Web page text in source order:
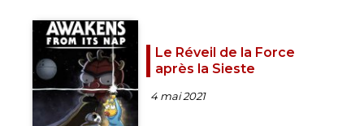
Le Réveil de la Force
après la Sieste
4 mai 2021